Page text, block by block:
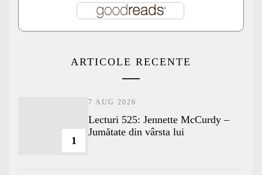
ARTICOLE RECENTE
1
7 AUG 2026
Lecturi 525: Jennette McCurdy –
Jumătate din vârsta lui